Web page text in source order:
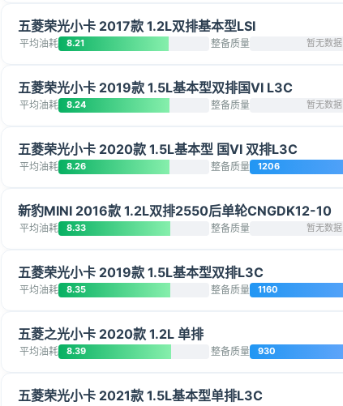
五菱荣光小卡 2017款 1.2L双排基本型LSI
平均油耗 8.21 整备质量 暂无数据
五菱荣光小卡 2019款 1.5L基本型双排国VI L3C
平均油耗 8.24 整备质量 暂无数据
五菱荣光小卡 2020款 1.5L基本型 国VI 双排L3C
平均油耗 8.26 整备质量 1206
新豹MINI 2016款 1.2L双排2550后单轮CNGDK12-10
平均油耗 8.33 整备质量 暂无数据
五菱荣光小卡 2019款 1.5L基本型双排L3C
平均油耗 8.35 整备质量 1160
五菱之光小卡 2020款 1.2L 单排
平均油耗 8.39 整备质量 930
五菱荣光小卡 2021款 1.5L基本型单排L3C